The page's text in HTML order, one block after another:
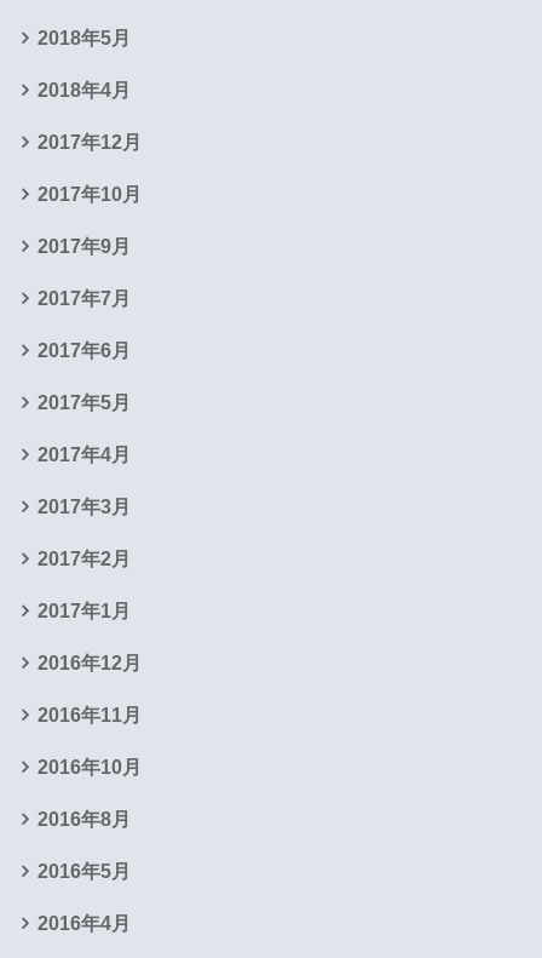
2018年5月
2018年4月
2017年12月
2017年10月
2017年9月
2017年7月
2017年6月
2017年5月
2017年4月
2017年3月
2017年2月
2017年1月
2016年12月
2016年11月
2016年10月
2016年8月
2016年5月
2016年4月